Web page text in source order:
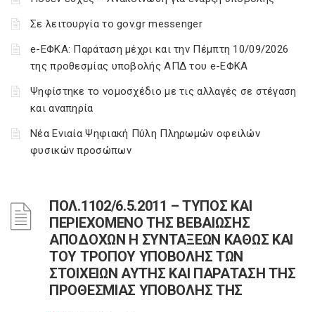
Σε λειτουργία το gov.gr messenger
e-ΕΦΚΑ: Παράταση μέχρι και την Πέμπτη 10/09/2026
της προθεσμίας υποβολής ΑΠΔ του e-ΕΦΚΑ
Ψηφίστηκε το νομοσχέδιο με τις αλλαγές σε στέγαση
και αναπηρία
Νέα Ενιαία Ψηφιακή Πύλη Πληρωμών οφειλών
φυσικών προσώπων
ΠΟΛ.1102/6.5.2011 – ΤΥΠΟΣ ΚΑΙ
ΠΕΡΙΕΧΟΜΕΝΟ ΤΗΣ ΒΕΒΑΙΩΣΗΣ
ΑΠΟΔΟΧΩΝ Η ΣΥΝΤΑΞΕΩΝ ΚΑΘΩΣ ΚΑΙ
ΤΟΥ ΤΡΟΠΟΥ ΥΠΟΒΟΛΗΣ ΤΩΝ
ΣΤΟΙΧΕΙΩΝ ΑΥΤΗΣ ΚΑΙ ΠΑΡΑΤΑΣΗ ΤΗΣ
ΠΡΟΘΕΣΜΙΑΣ ΥΠΟΒΟΛΗΣ ΤΗΣ